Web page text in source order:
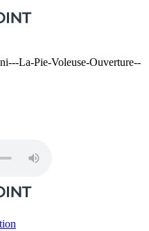
La-Pie-Voleuse-Ouverture--